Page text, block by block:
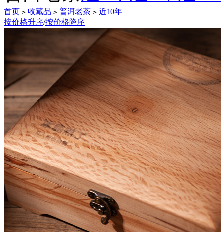
首页 > 收藏品 > 普洱老茶 > 近10年
按价格升序/按价格降序